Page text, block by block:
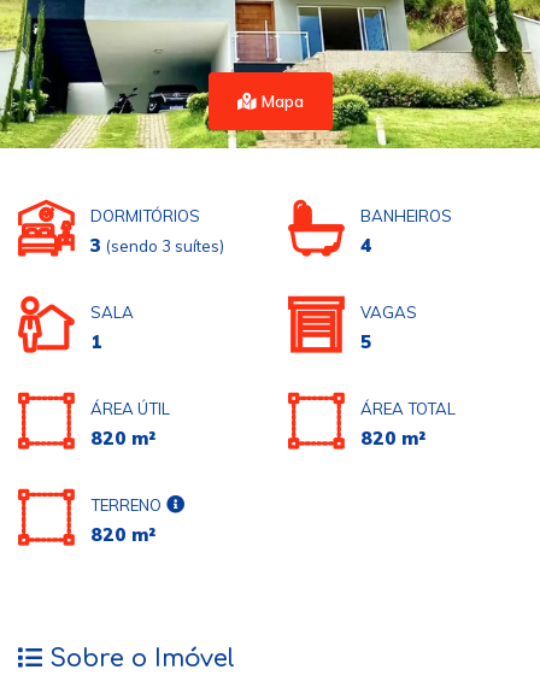
Mapa
DORMITÓRIOS
3 (sendo 3 suítes)
BANHEIROS
4
SALA
1
VAGAS
5
ÁREA ÚTIL
820 m²
ÁREA TOTAL
820 m²
TERRENO
820 m²
Sobre o Imóvel